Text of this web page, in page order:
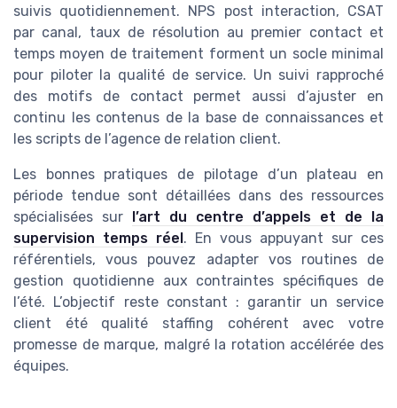
suivis quotidiennement. NPS post interaction, CSAT
par canal, taux de résolution au premier contact et
temps moyen de traitement forment un socle minimal
pour piloter la qualité de service. Un suivi rapproché
des motifs de contact permet aussi d’ajuster en
continu les contenus de la base de connaissances et
les scripts de l’agence de relation client.
Les bonnes pratiques de pilotage d’un plateau en
période tendue sont détaillées dans des ressources
spécialisées sur
l’art du centre d’appels et de la
supervision temps réel . En vous appuyant sur ces
référentiels, vous pouvez adapter vos routines de
gestion quotidienne aux contraintes spécifiques de
l’été. L’objectif reste constant : garantir un service
client été qualité staffing cohérent avec votre
promesse de marque, malgré la rotation accélérée des
équipes.